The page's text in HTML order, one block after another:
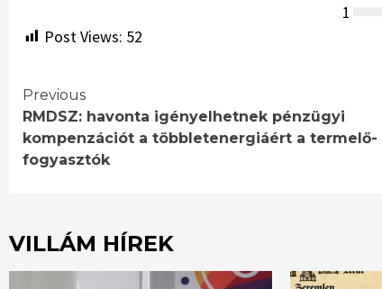
1
Post Views: 52
Continue
Reading
Previous
RMDSZ: havonta igényelhetnek pénzügyi
kompenzációt a többletenergiáért a termelő-
fogyasztók
VILLÁM HÍREK